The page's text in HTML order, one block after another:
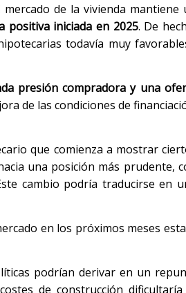
de la vivienda mantiene
positiva iniciada en 2025. De
todavía muy
presión compradora y una
de las condiciones de
que comienza a mostrar
una posición más prudente,
cambio podría traducirse en
en los próximos meses
podrían derivar en un
de construcción dificultaría